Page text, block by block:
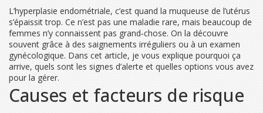
L’hyperplasie endométriale, c’est quand la muqueuse de l’utérus
s’épaissit trop. Ce n’est pas une maladie rare, mais beaucoup de
femmes n’y connaissent pas grand‑chose. On la découvre
souvent grâce à des saignements irréguliers ou à un examen
gynécologique. Dans cet article, je vous explique pourquoi ça
arrive, quels sont les signes d’alerte et quelles options vous avez
pour la gérer.
Causes et facteurs de risque